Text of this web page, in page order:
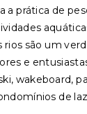
a prática de
rios são um
e
wakeboard,
de